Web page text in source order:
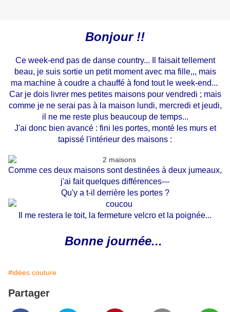
Bonjour !!
Ce week-end pas de danse country... Il faisait tellement
beau, je suis sortie un petit moment avec ma fille,,, mais
ma machine à coudre a chauffé à fond tout le week-end...
Car je dois livrer mes petites maisons pour vendredi ; mais
comme je ne serai pas à la maison lundi, mercredi et jeudi,
il ne me reste plus beaucoup de temps...
J'ai donc bien avancé : fini les portes, monté les murs et
tapissé l'intérieur des maisons :
Comme ces deux maisons sont destinées à deux jumeaux,
j'ai fait quelques différences---
Qu'y a t-il derrière les portes ?
Il me restera le toit, la fermeture velcro et la poignée...
Bonne journée...
#idées couture
Partager